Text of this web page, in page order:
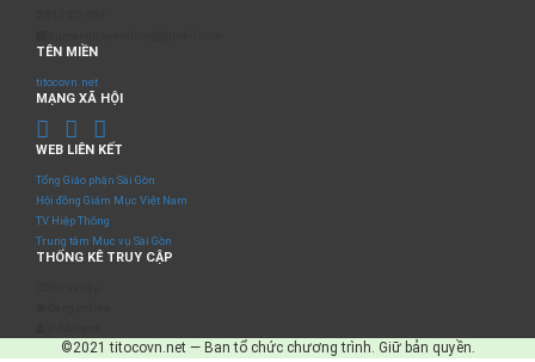
TÊN MIỀN
titocovn.net
MẠNG XÃ HỘI
WEB LIÊN KẾT
Tổng Giáo phận Sài Gòn
Hội đồng Giám Mục Việt Nam
TV Hiệp Thông
Trung tâm Mục vụ Sài Gòn
THỐNG KÊ TRUY CẬP
©2021 titocovn.net — Ban tổ chức chương trình. Giữ bản quyền.